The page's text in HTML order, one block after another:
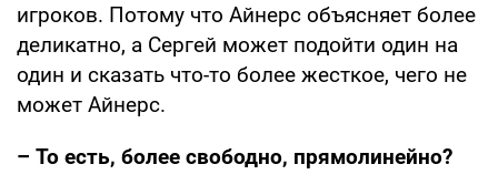
игроков. Потому что Айнерс объясняет более
деликатно, а Сергей может подойти один на
один и сказать что-то более жесткое, чего не
может Айнерс.
– То есть, более свободно, прямолинейно?